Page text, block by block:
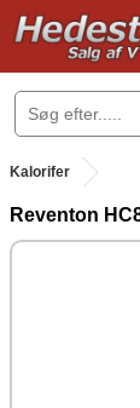
.
Kalorifer
Reventon